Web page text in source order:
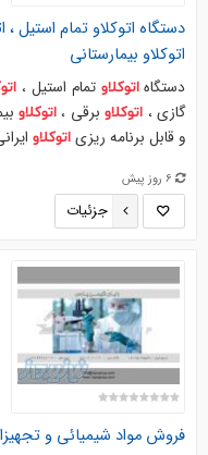
دستگاه اتوکلاو تمام استیل ،
اتوکلاو بیمارستانی
دستگاهاتوکلاو تمام استیل ،
گازی ، اتوکلاوبرقی ،اتوکلاو
و قابل برنامه ریزی اتوکلاوایرانی
6 روز پیش
جزئیات
فروش مواد شیمیائی و